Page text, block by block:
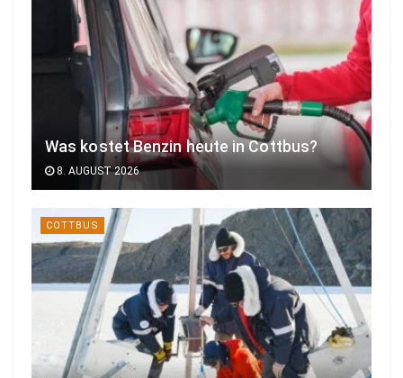
Was kostet Benzin heute in Cottbus?
8. AUGUST 2026
COTTBUS